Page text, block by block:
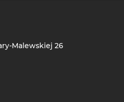
Malewskiej 26